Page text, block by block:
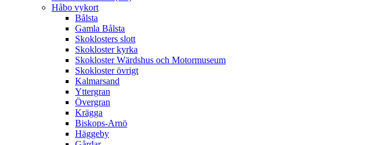
Håbo vykort
Bålsta
Gamla Bålsta
Skoklosters slott
Skokloster kyrka
Skokloster Wärdshus och Motormuseum
Skokloster övrigt
Kalmarsand
Yttergran
Övergran
Krägga
Biskops-Arnö
Häggeby